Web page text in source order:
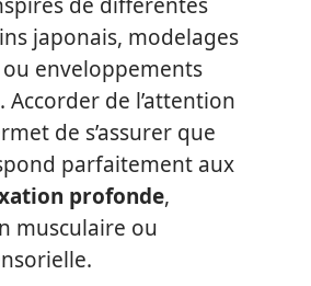
japonais, modelages
enveloppements
Accorder de l’attention
de s’assurer que
parfaitement aux
profonde,
musculaire ou